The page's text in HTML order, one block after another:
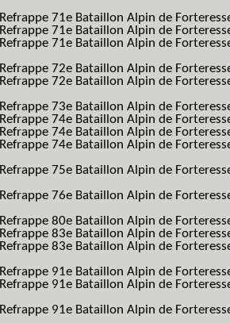
Refrappe 71e Bataillon Alpin de
Refrappe 71e Bataillon Alpin de
Refrappe 71e Bataillon Alpin de
Refrappe 72e Bataillon Alpin de
Refrappe 72e Bataillon Alpin de
Refrappe 73e Bataillon Alpin de
Refrappe 74e Bataillon Alpin de
Refrappe 74e Bataillon Alpin de
Refrappe 74e Bataillon Alpin de
Refrappe 75e Bataillon Alpin de
Refrappe 76e Bataillon Alpin de
Refrappe 80e Bataillon Alpin de
Refrappe 83e Bataillon Alpin de
Refrappe 83e Bataillon Alpin de
Refrappe 91e Bataillon Alpin de
Refrappe 91e Bataillon Alpin de
Refrappe 91e Bataillon Alpin de